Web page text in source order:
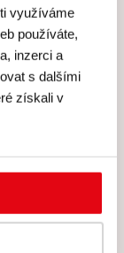
využíváme
používáte,
inzerci a
s dalšími
získali v–
ruských